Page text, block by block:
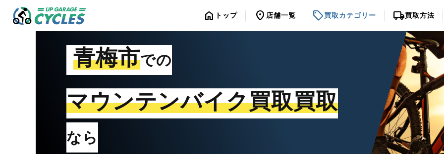
home トップ location_on 店舗一覧 sell買取カテゴリー local_shipping買取方法
青梅市での
マウンテンバイク買取買取
なら